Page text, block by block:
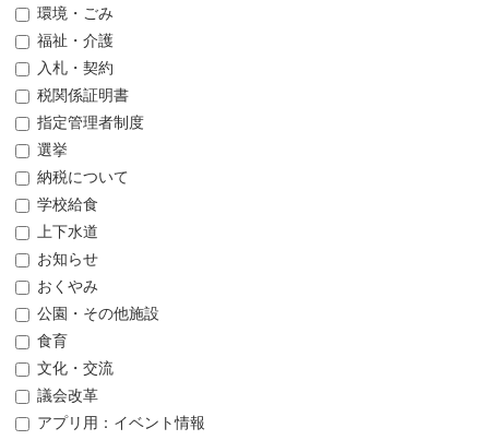
環境・ごみ
福祉・介護
入札・契約
税関係証明書
指定管理者制度
選挙
納税について
学校給食
上下水道
お知らせ
おくやみ
公園・その他施設
食育
文化・交流
議会改革
アプリ用：イベント情報